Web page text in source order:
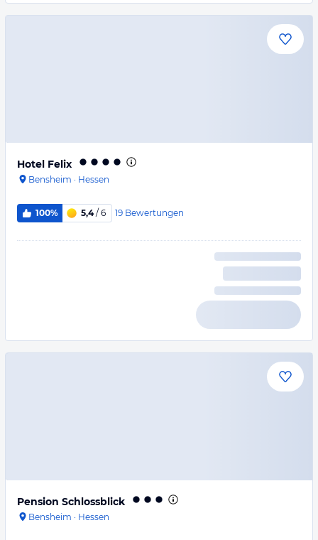
Hotel Felix
Bensheim · Hessen
100% 5,4/ 6 19 Bewertungen
Pension Schlossblick
Bensheim · Hessen